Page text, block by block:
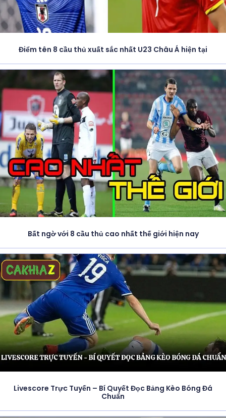
Điểm tên 8 cầu thủ xuất sắc nhất U23 Châu Á hiện tại
Bất ngờ với 8 cầu thủ cao nhất thế giới hiện nay
Livescore Trực Tuyến – Bí Quyết Đọc Bảng Kèo Bóng Đá
Chuẩn